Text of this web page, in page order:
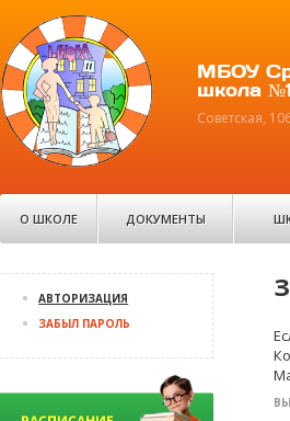
МБОУ
школа
Советская,
О ШКОЛЕ ДОКУМЕНТЫ
АВТОРИЗАЦИЯ
ЗАБЫЛ ПАРОЛЬ